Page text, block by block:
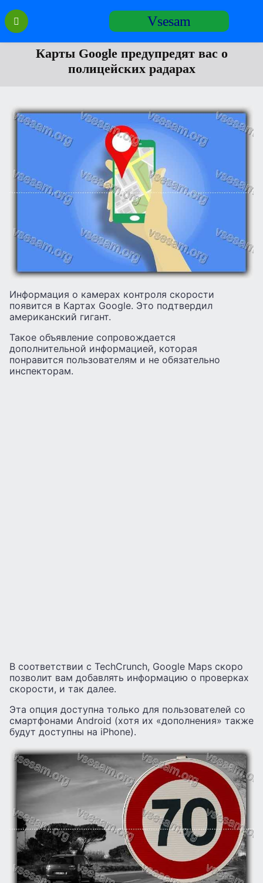
Перейти
содержанию
Vsesam
Карты Google предупредят вас о
полицейских радарах
Информация о камерах контроля скорости
появится в Картах Google. Это подтвердил
американский гигант.
Такое объявление сопровождается
дополнительной информацией, которая
понравится пользователям и не обязательно
инспекторам.
В соответствии с TechCrunch, Google Maps скоро
позволит вам добавлять информацию о проверках
скорости, и так далее.
Эта опция доступна только для пользователей со
смартфонами Android (хотя их «дополнения» также
будут доступны на iPhone).